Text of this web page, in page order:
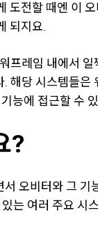
전할 때엔 이
되지요.
레임 내에서
당 시스템들
능에 접근할 수
?
오비터와 그
는 여러 주요 시